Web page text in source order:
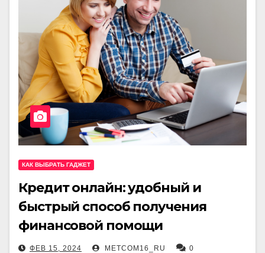
КАК ВЫБРАТЬ ГАДЖЕТ
Кредит онлайн: удобный и
быстрый способ получения
финансовой помощи
ФЕВ 15, 2024 METCOM16_RU 0